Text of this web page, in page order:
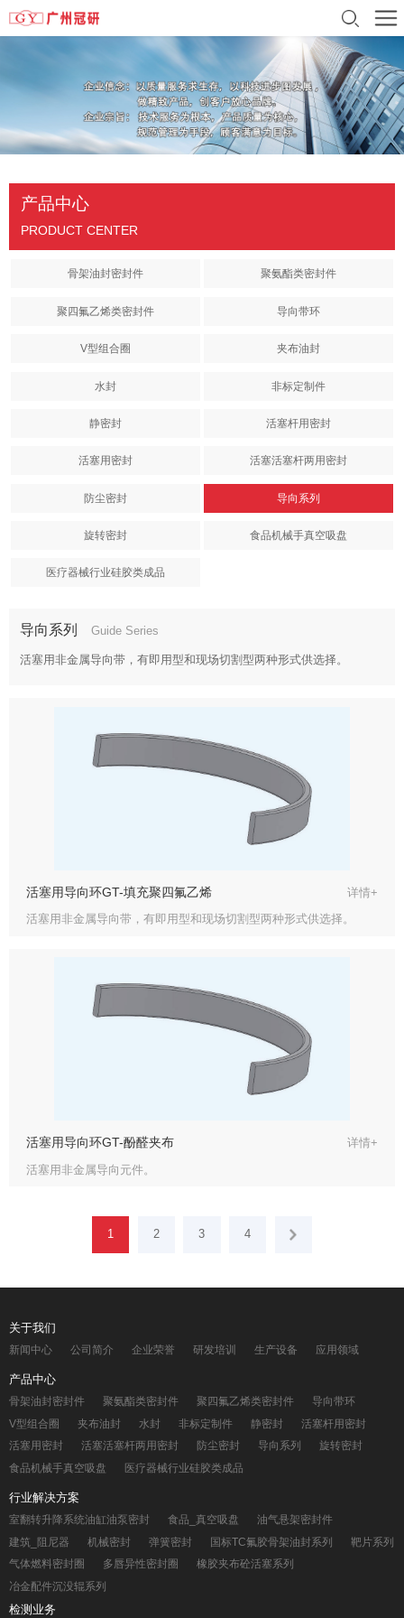
产品中心
PRODUCT CENTER
骨架油封密封件 聚氨酯类密封件
聚四氟乙烯类密封件 导向带环
V型组合圈 夹布油封
水封 非标定制件
静密封 活塞杆用密封
活塞用密封 活塞活塞杆两用密封
防尘密封 导向系列
旋转密封 食品机械手真空吸盘
医疗器械行业硅胶类成品
导向系列 Guide Series
活塞用非金属导向带，有即用型和现场切割型两种形式供选择。
活塞用导向环GT-填充聚四氟乙烯
详情+
活塞用非金属导向带，有即用型和现场切割型两种形式供选择。
活塞用导向环GT-酚醛夹布
详情+
活塞用非金属导向元件。
1 2 3 4
关于我们
新闻中心 公司简介 企业荣誉 研发培训 生产设备 应用领域
产品中心
骨架油封密封件 聚氨酯类密封件 聚四氟乙烯类密封件
导向带环
V型组合圈
夹布油封 水封 非标定制件 静密封
活塞杆用密封
活塞用密封
活塞活塞杆两用密封 防尘密封 导向系列
旋转密封
食品机械手真空吸盘
医疗器械行业硅胶类成品
行业解决方案
室翻转升降系统油缸油泵密封 食品_真空吸盘
油气悬架密封件
建筑_阻尼器
机械密封 弹簧密封 国标TC氟胶骨架油封系列
靶片系列
气体燃料密封圈
多唇异性密封圈
橡胶夹布砼活塞系列
冶金配件沉没辊系列
检测业务